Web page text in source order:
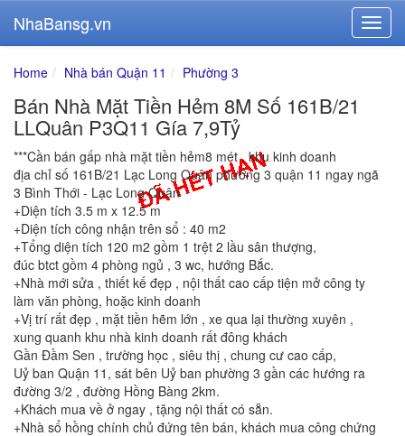
NhaBansg.vn
Home Nhà bán Quận 11 Phường 3
Bán Nhà Mặt Tiền Hẻm 8M Số 161B/21
LLQuân P3Q11 Gía 7,9Tỷ
***Cần bán gấp nhà mặt tiền hẻm8 mét , khu kinh doanh
địa chỉ số 161B/21 Lạc Long Quân phường 3 quận 11 ngay ngã
3 Bình Thới - Lạc Long Quân
+Diện tích 3.5 m x 12.5 m
+Diện tích công nhận trên sổ : 40 m2
+Tổng diện tích 120 m2 gồm 1 trệt 2 lầu sân thượng,
đúc btct gồm 4 phòng ngủ , 3 wc, hướng Bắc.
+Nhà mới sửa , thiết kế đẹp , nội thất cao cấp tiện mở công ty
làm văn phòng, hoặc kinh doanh
+Vị trí rất đẹp , mặt tiền hẽm lớn , xe qua lại thường xuyên ,
xung quanh khu nhà kinh doanh rất đông khách
Gần Đầm Sen , trường học , siêu thị , chung cư cao cấp,
Uỷ ban Quận 11, sát bên Uỷ ban phường 3 gần các hướng ra
đường 3/2 , đường Hồng Bàng 2km.
+Khách mua về ở ngay , tặng nội thất có sẵn.
+Nhà sổ hồng chính chủ đứng tên bán, khách mua công chứng